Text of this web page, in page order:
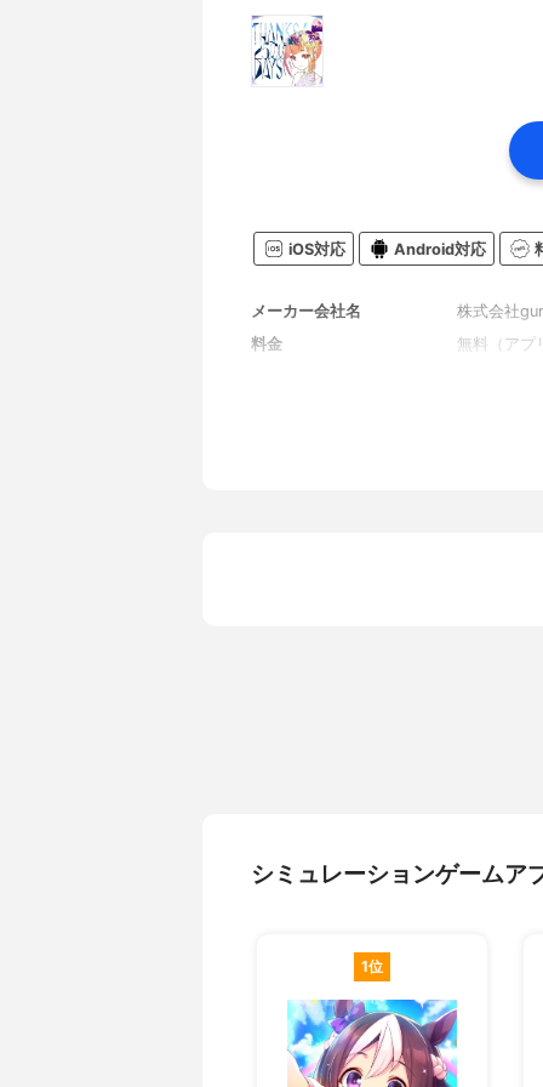
iOS対応 Android対応
メーカー会社名
株式会社
料金
無料（アプ
シミュレーションゲームア
1位